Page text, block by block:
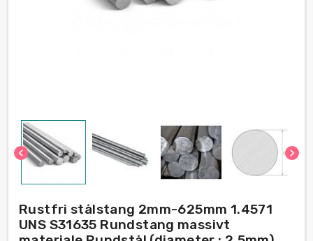
chevron_left chevron_right
Rustfri stålstang 2mm-625mm 1.4571
UNS S31635 Rundstang massivt